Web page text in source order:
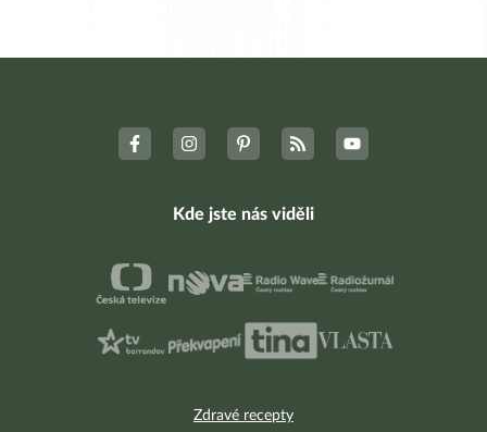
Zdravé recepty
Kde jste nás viděli